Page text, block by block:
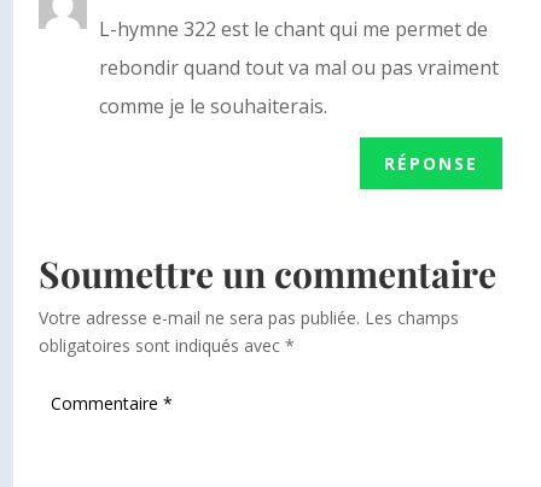
L-hymne 322 est le chant qui me permet de
rebondir quand tout va mal ou pas vraiment
comme je le souhaiterais.
RÉPONSE
Soumettre un commentaire
Votre adresse e-mail ne sera pas publiée. Les champs
obligatoires sont indiqués avec*